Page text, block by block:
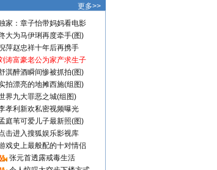
更多>>
家：章子怡带妈妈看电影
大为马伊琍再度牵手(图)
萍赵忠祥十年后再携手
涛富豪老公为家产求生子
淇醉酒瞬间惨被抓拍(图)
拍漂亮的地摊西施(组图)
界九大罪恶之城(组图)
孝利新欢私密视频曝光
庭苇可爱儿子最新照(图)
击进入搜狐娱乐影视库
戏史上最般配的十对情侣
张元首透露戒毒生活